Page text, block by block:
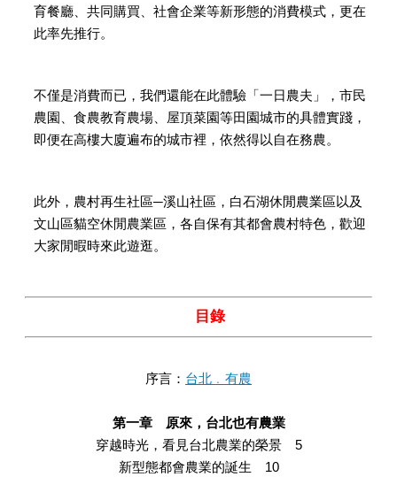
育餐廳、共同購買、社會企業等新形態的消費模式，更在
此率先推行。
不僅是消費而已，我們還能在此體驗「一日農夫」，市民
農園、食農教育農場、屋頂菜園等田園城市的具體實踐，
即便在高樓大廈遍布的城市裡，依然得以自在務農。
此外，農村再生社區─溪山社區，白石湖休閒農業區以及
文山區貓空休閒農業區，各自保有其都會農村特色，歡迎
大家閒暇時來此遊逛。
目錄
序言： 台北﹒有農
第一章 原來，台北也有農業
穿越時光，看見台北農業的榮景 5
新型態都會農業的誕生 10